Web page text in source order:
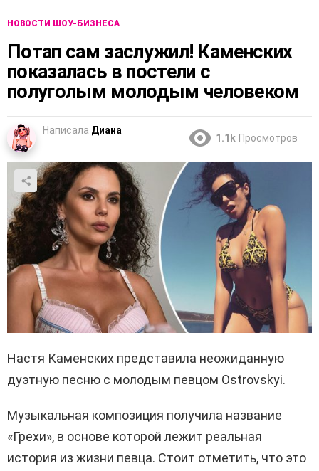
НОВОСТИ ШОУ-БИЗНЕСА
Потап сам заслужил! Каменских
показалась в постели с
полуголым молодым человеком
Написала Диана
1.1k Просмотров
Настя Каменских представила неожиданную
дуэтную песню с молодым певцом Ostrovskyi.
Музыкальная композиция получила название
«Грехи», в основе которой лежит реальная
история из жизни певца. Стоит отметить, что это